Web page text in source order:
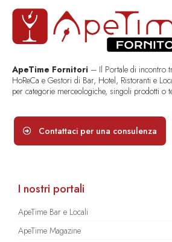
ApeTime Fornitori – Il Portale di incontro
HoReCa e Gestori di Bar, Hotel, Ristoranti e
per categorie merceologiche, singoli prodotti o
Contattaci per una consulenza
I nostri portali
ApeTime Bar e Locali
ApeTime Magazine